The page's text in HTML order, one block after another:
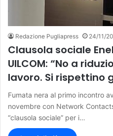
Redazione Pugliapress 24/11/
Clausola sociale
UILCOM: “No a
lavoro. Si rispettino
Fumata nera al primo incontro
novembre con Network
“clausola sociale” per i…